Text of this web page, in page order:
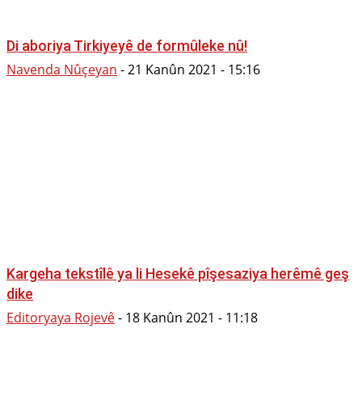
Di aboriya Tirkiyeyê de formûleke nû!
Navenda Nûçeyan -21 Kanûn 2021 - 15:16
Kargeha tekstîlê ya li Hesekê pîşesaziya herêmê geş
dike
Editoryaya Rojevê- 18 Kanûn 2021 - 11:18